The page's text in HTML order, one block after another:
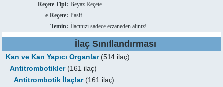
Reçete Tipi: Beyaz Reçete
e-Reçete: Pasif
Temin: İlacınızı sadece eczaneden alınız!
İlaç Sınıflandırması
Kan ve Kan Yapıcı Organlar(514 ilaç)
Antitrombotikler(161 ilaç)
Antitrombotik İlaçlar(161 ilaç)